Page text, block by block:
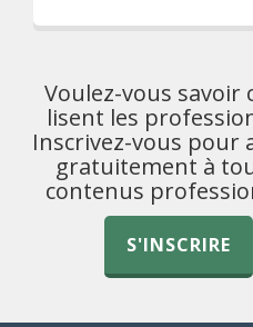
Voulez-vous savoir
lisent les
Inscrivez-vous pour
gratuitement à
contenus
S'INSCRIRE